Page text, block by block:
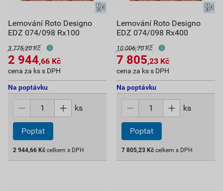
Lemování Roto Designo
EDZ 074/098 Rx100
3 775,20 Kč
2 944,66 Kč
cena za ks s DPH
Na poptávku
ks
Poptat
2 944,66 Kč celkem s DPH
Lemování Roto Designo
EDZ 074/098 Rx400
10 006,70 Kč
7 805,23 Kč
cena za ks s DPH
Na poptávku
ks
Poptat
7 805,23 Kč celkem s DPH